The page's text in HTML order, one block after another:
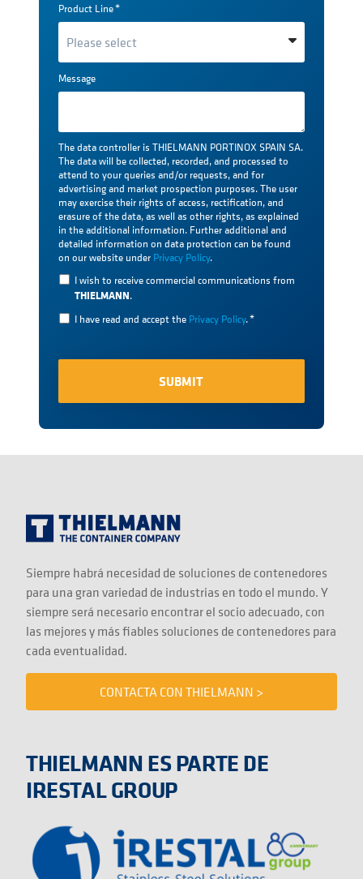
Product Line*
Message
The data controller is THIELMANN PORTINOX SPAIN SA.
The data will be collected, recorded, and processed to
attend to your queries and/or requests, and for
advertising and market prospection purposes. The user
may exercise their rights of access, rectification, and
erasure of the data, as well as other rights, as explained
in the additional information. Further additional and
detailed information on data protection can be found
on our website under Privacy Policy.
I wish to receive commercial communications from
THIELMANN.
I have read and accept the Privacy Policy.*
Siempre habrá necesidad de soluciones de contenedores
para una gran variedad de industrias en todo el mundo. Y
siempre será necesario encontrar el socio adecuado, con
las mejores y más fiables soluciones de contenedores para
cada eventualidad.
CONTACTA CON THIELMANN >
THIELMANN ES PARTE DE
IRESTAL GROUP